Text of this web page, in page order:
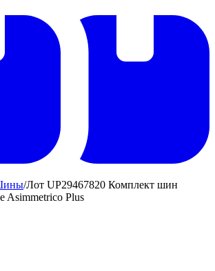
/Лот UP29467820 Комплект шин
Asimmetrico Plus